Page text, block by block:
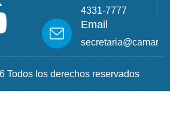
4331-7777
Email
Todos los derechos reservados